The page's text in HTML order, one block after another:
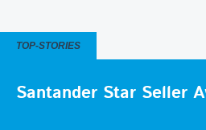
TOP-STORIES
Santander Star Seller